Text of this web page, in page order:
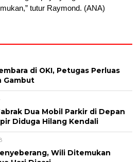
tutur Raymond. (ANA)
di OKI, Petugas Perluas
Gambut
Dua Mobil Parkir di Depan
Diduga Hilang Kendali
Wili Ditemukan